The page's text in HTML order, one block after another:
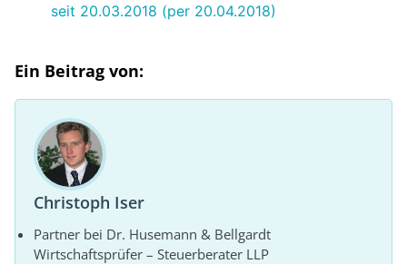
seit 20.03.2018 (per 20.04.2018)
Ein Beitrag von:
Christoph Iser
Partner bei Dr. Husemann & Bellgardt
Wirtschaftsprüfer – Steuerberater LLP